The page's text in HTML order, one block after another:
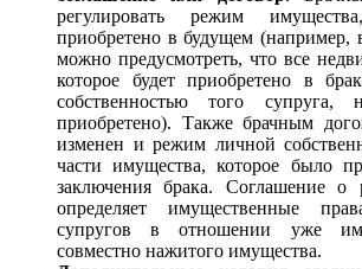
регулировать режим
приобретено в будущем (например,
можно предусмотреть, что все
которое будет приобретено в
собственностью того
приобретено). Также брачным
изменен и режим личной
части имущества, которое было
заключения брака. Соглашение о
определяет имущественные
супругов в отношении уже
совместно нажитого имущества.